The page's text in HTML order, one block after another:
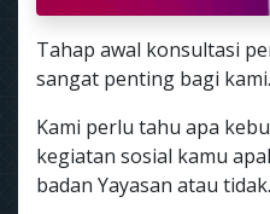
Tahap awal konsultasi
sangat penting bagi kami.
Kami perlu tahu apa
kegiatan sosial kamu
badan Yayasan atau tidak.